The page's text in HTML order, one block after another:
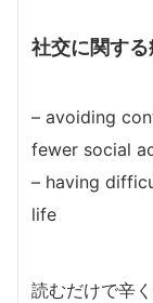
社交に関す
– avoiding
fewer social
– having
life
読むだけで辛